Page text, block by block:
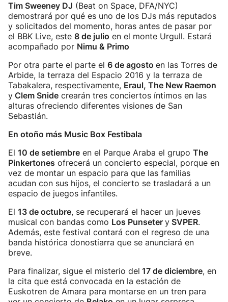
Tim Sweeney DJ (Beat on Space, DFA/NYC)
demostrará por qué es uno de los DJs más reputados
y solicitados del momento, horas antes de pasar por
el BBK Live, este 8 de julio en el monte Urgull. Estará
acompañado por Nimu & Primo
Por otra parte el parte el 6 de agosto en las Torres de
Arbide, la terraza del Espacio 2016 y la terraza de
Tabakalera, respectivamente, Eraul, The New Raemon
y Clem Snide crearán tres conciertos íntimos en las
alturas ofreciendo diferentes visiones de San
Sebastián.
En otoño más Music Box Festibala
El 10 de setiembre en el Parque Araba el grupo The
Pinkertones ofrecerá un concierto especial, porque en
vez de montar un espacio para que las familias
acudan con sus hijos, el concierto se trasladará a un
espacio de juegos infantiles.
El 13 de octubre, se recuperará el hacer un jueves
musical con bandas como Los Punseter y SVPER.
Además, este festival contará con el regreso de una
banda histórica donostiarra que se anunciará en
breve.
Para finalizar, sigue el misterio del 17 de diciembre, en
la cita que está convocada en la estación de
Euskotren de Amara para montarse en un tren para